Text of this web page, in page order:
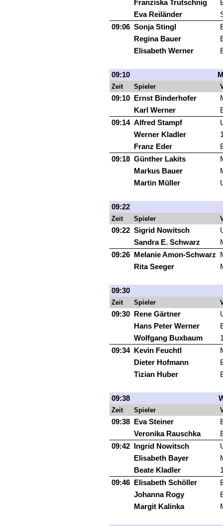
Franziska Trutschnig
Eva Reiländer
09:06 Sonja Stingl
Regina Bauer
Elisabeth Werner
09:10
Zeit Spieler
09:10 Ernst Binderhofer
Karl Werner
09:14 Alfred Stampf
Werner Kladler
Franz Eder
09:18 Günther Lakits
Markus Bauer
Martin Müller
09:22
Zeit Spieler
09:22 Sigrid Nowitsch
Sandra E. Schwarz
09:26
Melanie Amon-Schwarz
Rita Seeger
09:30
Zeit Spieler
09:30 Rene Gärtner
Hans Peter Werner
Wolfgang Buxbaum
09:34
Kevin Feuchtl
Dieter Hofmann
Tizian Huber
09:38
Zeit Spieler
09:38 Eva Steiner
Veronika Rauschka
09:42
Ingrid Nowitsch
Elisabeth Bayer
Beate Kladler
09:46
Elisabeth Schöller
Johanna Rogy
Margit Kalinka